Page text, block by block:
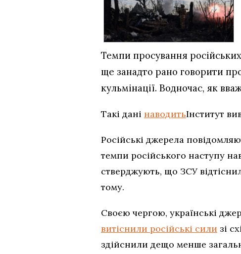
Темпи просування
ще занадто рано говорити
кульмінації. Водночас, як
Такі дані наводитьІнститут
Російські джерела
темпи російського наступу
стверджують, що ЗСУ
тому.
Своєю чергою, українські
витіснили російські сили зі
здійснили дещо менше